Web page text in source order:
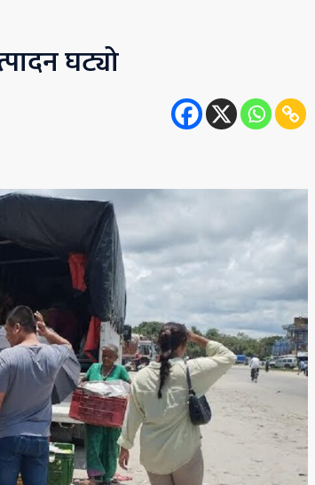
घट्यो